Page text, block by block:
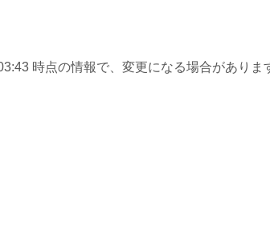
時点の情報で、変更になる場合がありま